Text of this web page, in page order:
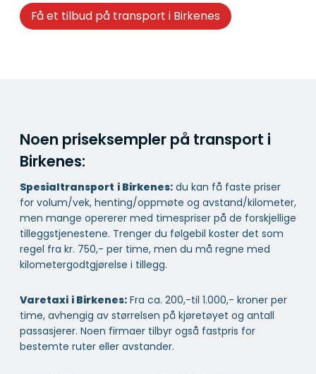
Få et tilbud på transport i Birkenes
Noen priseksempler på transport i
Birkenes:
Spesialtransport i Birkenes: du kan få faste priser
for volum/vek, henting/oppmøte og avstand/kilometer,
men mange opererer med timespriser på de forskjellige
tilleggstjenestene. Trenger du følgebil koster det som
regel fra kr. 750,- per time, men du må regne med
kilometergodtgjørelse i tillegg.
Varetaxi i Birkenes: Fra ca. 200,-til 1.000,- kroner per
time, avhengig av størrelsen på kjøretøyet og antall
passasjerer. Noen firmaer tilbyr også fastpris for
bestemte ruter eller avstander.